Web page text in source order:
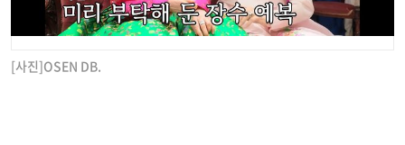
[사진]OSEN DB.